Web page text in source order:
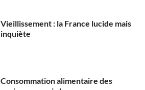
Vieillissement : la France lucide mais
inquiète
Consommation alimentaire des